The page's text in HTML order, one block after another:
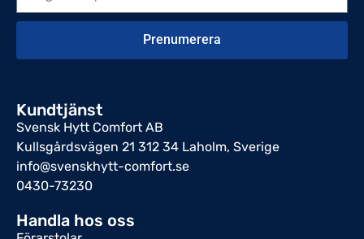
Prenumerera
Kundtjänst
Svensk Hytt Comfort AB
Kullsgårdsvägen 21 312 34 Laholm, Sverige
info@svenskhytt-comfort.se
0430-73230
Handla hos oss